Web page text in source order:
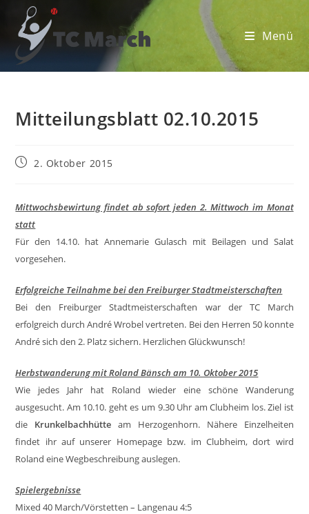
Inhalt
springen
Menü
Mitteilungsblatt 02.10.2015
Beitrag2. Oktober 2015
Mittwochsbewirtung findet ab sofort jeden 2. Mittwoch im Monat
statt
Für den 14.10. hat Annemarie Gulasch mit Beilagen und Salat
vorgesehen.
Erfolgreiche Teilnahme bei den Freiburger Stadtmeisterschaften
Bei den Freiburger Stadtmeisterschaften war der TC March
erfolgreich durch André Wrobel vertreten. Bei den Herren 50 konnte
André sich den 2. Platz sichern. Herzlichen Glückwunsch!
Herbstwanderung mit Roland Bänsch am 10. Oktober 2015
Wie jedes Jahr hat Roland wieder eine schöne Wanderung
ausgesucht. Am 10.10. geht es um 9.30 Uhr am Clubheim los. Ziel ist
die Krunkelbachhütteam Herzogenhorn. Nähere Einzelheiten
findet ihr auf unserer Homepage bzw. im Clubheim, dort wird
Roland eine Wegbeschreibung auslegen.
Spielergebnisse
Mixed 40 March/Vörstetten – Langenau 4:5